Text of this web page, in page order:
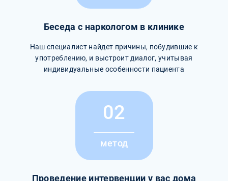
Беседа с наркологом в клинике
Наш специалист найдет причины, побудившие к
употреблению, и выстроит диалог, учитывая
индивидуальные особенности пациента
02
метод
Проведение интервенции у вас дома